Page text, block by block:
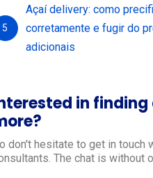
5
Açaí delivery: como
corretamente e fugir do
adicionais
in finding
don't hesitate to get in touch
The chat is without